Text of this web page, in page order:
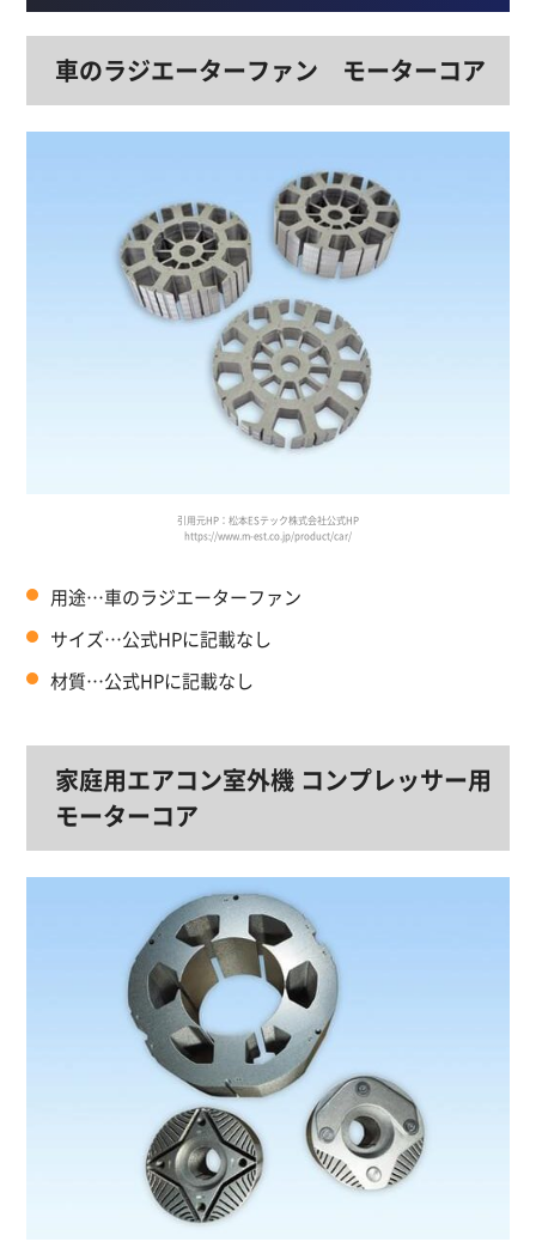
車のラジエーターファン モーターコア
引用元HP：松本ESテック株式会社公式HP
https://www.m-est.co.jp/product/car/
用途…車のラジエーターファン
サイズ…公式HPに記載なし
材質…公式HPに記載なし
家庭用エアコン室外機 コンプレッサー用
モーターコア